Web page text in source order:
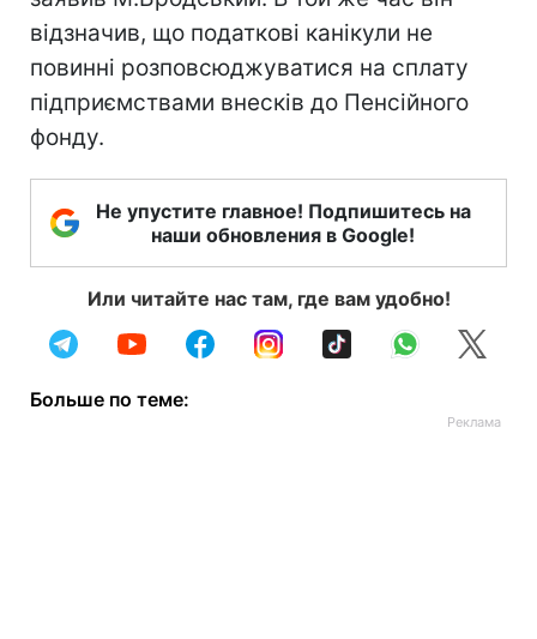
відзначив, що податкові канікули не
повинні розповсюджуватися на сплату
підприємствами внесків до Пенсійного
фонду.
Не упустите главное! Подпишитесь на
наши обновления в Google!
Или читайте нас там, где вам удобно!
Больше по теме: